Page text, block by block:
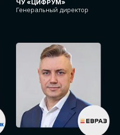
ЧУ «ЦИФРУМ»
Генеральный директор